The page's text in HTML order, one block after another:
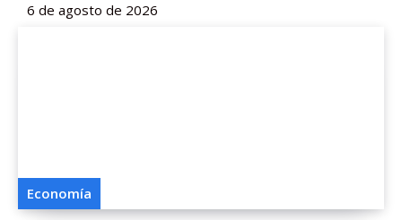
6 de agosto de 2026
Economía